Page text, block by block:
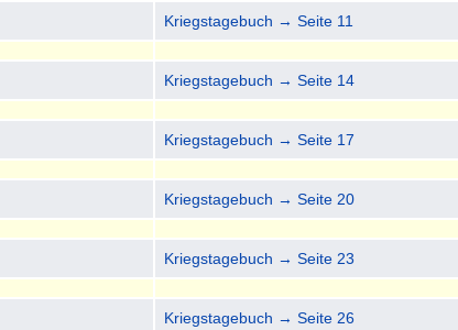
Kriegstagebuch → Seite 11
Kriegstagebuch → Seite 14
Kriegstagebuch → Seite 17
Kriegstagebuch → Seite 20
Kriegstagebuch → Seite 23
Kriegstagebuch → Seite 26